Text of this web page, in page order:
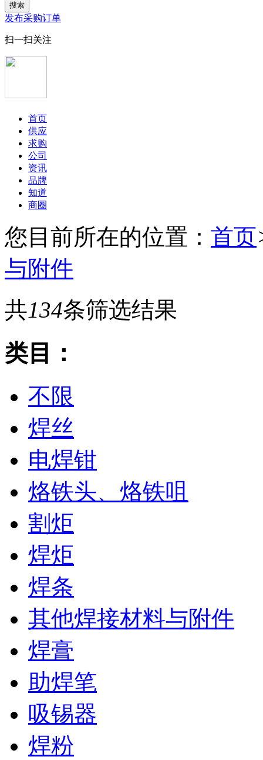
搜索
发布采购订单
扫一扫关注
首页
供应
求购
公司
资讯
品牌
知道
商圈
您目前所在的位置： 首页
与附件
共134条筛选结果
类目：
不限
焊丝
电焊钳
烙铁头、烙铁咀
割炬
焊炬
焊条
其他焊接材料与附件
焊膏
助焊笔
吸锡器
焊粉